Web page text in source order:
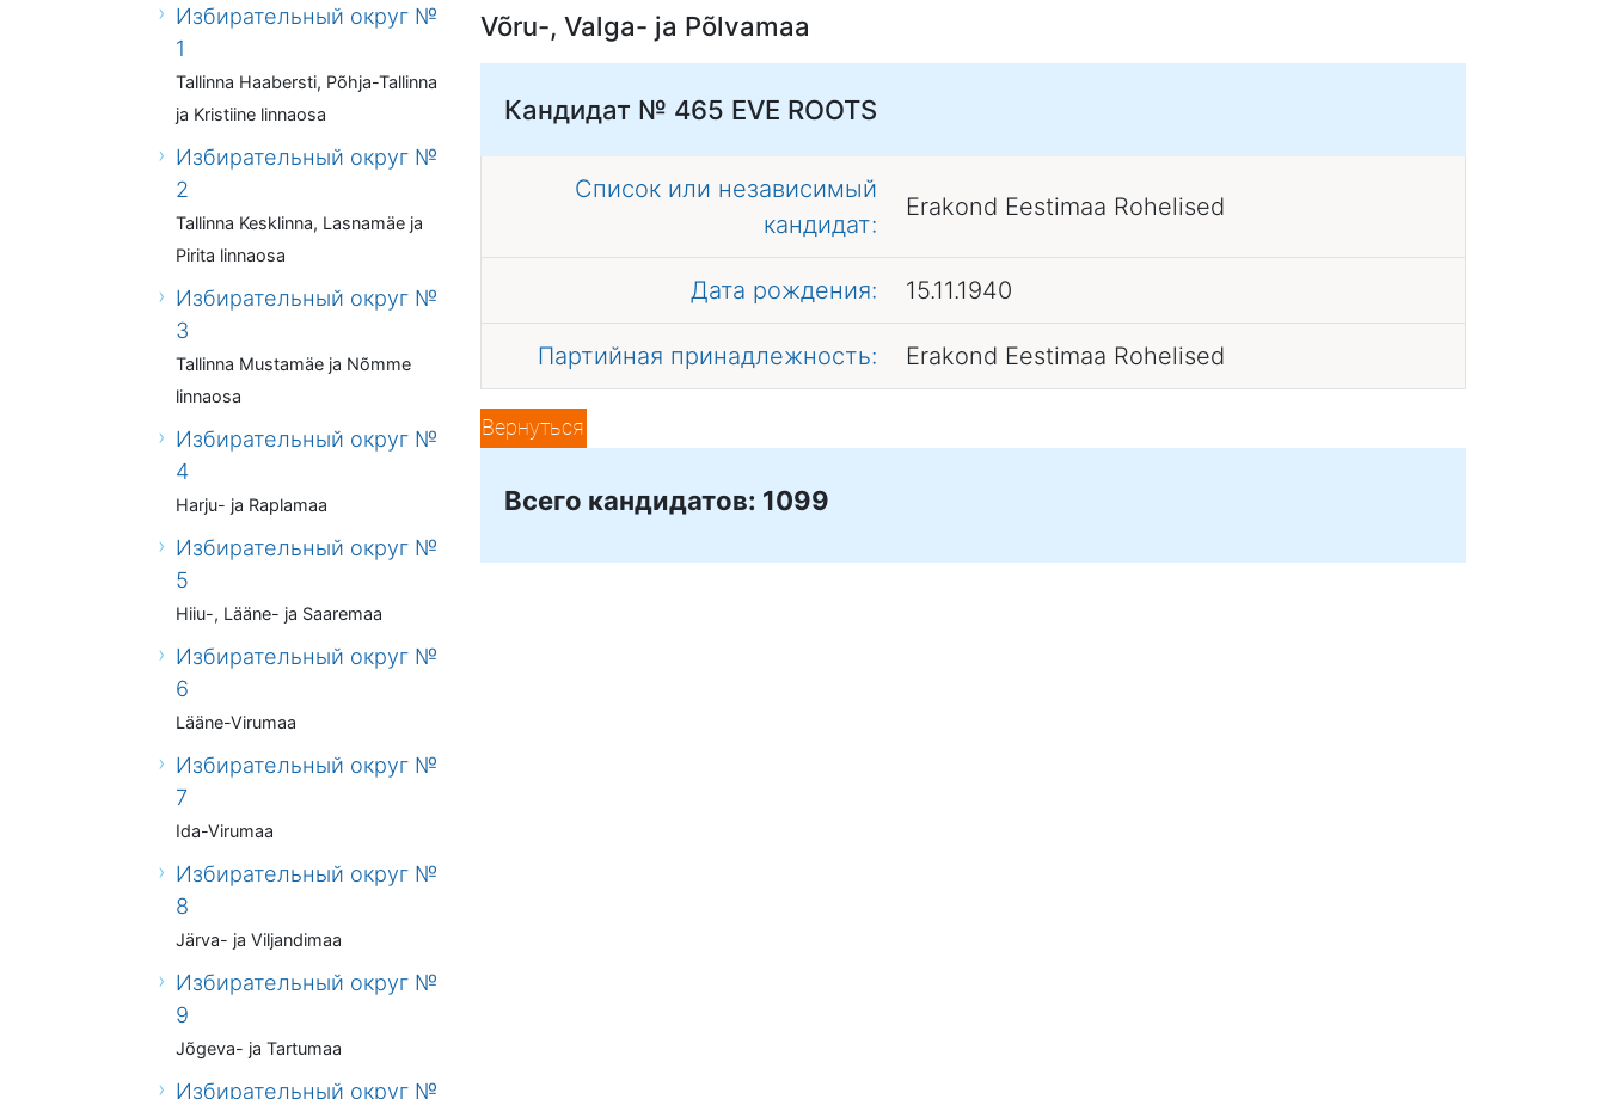
Избирательный округ №
1
Tallinna Haabersti, Põhja-Tallinna
ja Kristiine linnaosa
Избирательный округ №
2
Tallinna Kesklinna, Lasnamäe ja
Pirita linnaosa
Избирательный округ №
3
Tallinna Mustamäe ja Nõmme
linnaosa
Избирательный округ №
4
Harju- ja Raplamaa
Избирательный округ №
5
Hiiu-, Lääne- ja Saaremaa
Избирательный округ №
6
Lääne-Virumaa
Избирательный округ №
7
Ida-Virumaa
Избирательный округ №
8
Järva- ja Viljandimaa
Избирательный округ №
9
Jõgeva- ja Tartumaa
Избирательный округ №
Võru-, Valga- ja Põlvamaa
Кандидат № 465 EVE ROOTS
Список или независимый
кандидат:
Erakond Eestimaa Rohelised
Дата рождения: 15.11.1940
Партийная принадлежность: Erakond Eestimaa Rohelised
Вернуться
Всего кандидатов: 1099